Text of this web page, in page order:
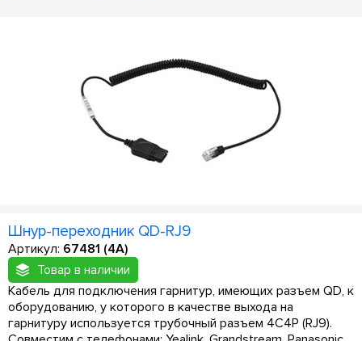
Шнур-переходник QD-RJ9
Артикул: 67481 (4A)
Товар в наличии
Кабель для подключения гарнитур, имеющих разъем QD, к
оборудованию, у которого в качестве выхода на
гарнитуру используется трубочный разъем 4C4P (RJ9).